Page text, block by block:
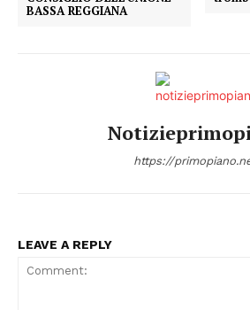
BASSA REGGIANA
https://
LEAVE A REPLY